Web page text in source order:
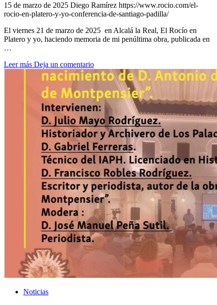
15 de marzo de 2025 Diego Ramírez https://www.rocio.com/el-
rocio-en-platero-y-yo-conferencia-de-santiago-padilla/
El viernes 21 de marzo de 2025 en Alcalá la Real, El Rocío en
Platero y yo, haciendo memoria de mi penúltima obra, publicada en
…
Leer más Deja un comentario
Noticias